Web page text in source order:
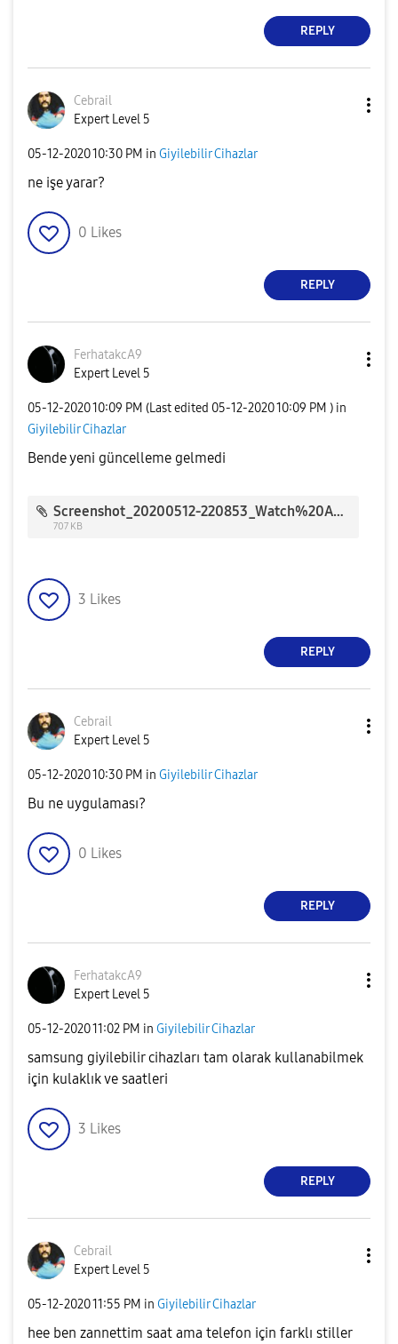
REPLY
Cebrail
Expert Level 5
‎05-12-202010:30 PM in Giyilebilir Cihazlar
ne işe yarar?
0 Likes
REPLY
FerhatakcA9
Expert Level 5
‎05-12-202010:09 PM (Last edited ‎05-12-202010:09 PM ) in
Giyilebilir Cihazlar
Bende yeni güncelleme gelmedi
Screenshot_20200512-220853_Watch%20Active2%20Plugin.jpg
707 KB
3 Likes
REPLY
Cebrail
Expert Level 5
‎05-12-202010:30 PM in Giyilebilir Cihazlar
Bu ne uygulaması?
0 Likes
REPLY
FerhatakcA9
Expert Level 5
‎05-12-202011:02 PM in Giyilebilir Cihazlar
samsung giyilebilir cihazları tam olarak kullanabilmek
için kulaklık ve saatleri
3 Likes
REPLY
Cebrail
Expert Level 5
‎05-12-202011:55 PM in Giyilebilir Cihazlar
hee ben zannettim saat ama telefon için farklı stiller